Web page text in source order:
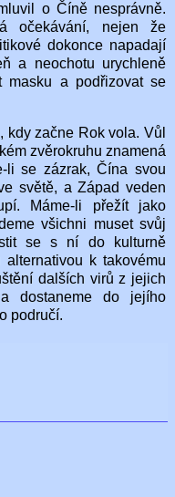
o Číně nesprávně.
očekávání, nejen že
dokonce napadají
a neochotu urychleně
masku a podřizovat se
kdy začne Rok vola. Vůl
zvěrokruhu znamená
li se zázrak, Čína svou
světě, a Západ veden
Máme-li přežít jako
všichni muset svůj
se s ní do kulturně
k takovému
dalších virů z jejich
dostaneme do jejího
područí.